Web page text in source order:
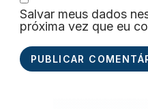
Salvar meus dados
próxima vez que eu